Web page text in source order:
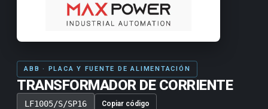
ABB · PLACA Y FUENTE DE ALIMENTACIÓN
TRANSFORMADOR DE CORRIENTE
LF1005/S/SP16 Copiar código